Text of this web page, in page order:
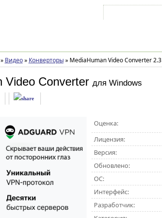
» Видео » Конверторы »MediaHuman Video Converter 2.3
Video Converter для Windows
Оценка:
Лицензия:
Версия:
Обновлено:
ОС:
Интерфейс:
Разработчик: